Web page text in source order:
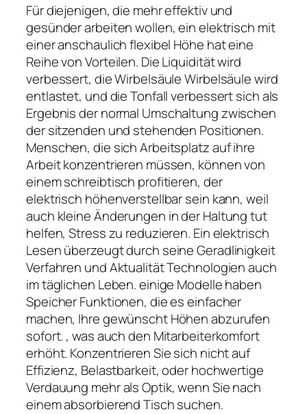
Für diejenigen, die mehr effektiv und
gesünder arbeiten wollen, ein elektrisch mit
einer anschaulich flexibel Höhe hat eine
Reihe von Vorteilen. Die Liquidität wird
verbessert, die Wirbelsäule Wirbelsäule wird
entlastet, und die Tonfall verbessert sich als
Ergebnis der normal Umschaltung zwischen
der sitzenden und stehenden Positionen.
Menschen, die sich Arbeitsplatz auf ihre
Arbeit konzentrieren müssen, können von
einem schreibtisch profitieren, der
elektrisch höhenverstellbar sein kann, weil
auch kleine Änderungen in der Haltung tut
helfen, Stress zu reduzieren. Ein elektrisch
Lesen überzeugt durch seine Geradlinigkeit
Verfahren und Aktualität Technologien auch
im täglichen Leben. einige Modelle haben
Speicher Funktionen, die es einfacher
machen, Ihre gewünscht Höhen abzurufen
sofort. , was auch den Mitarbeiterkomfort
erhöht. Konzentrieren Sie sich nicht auf
Effizienz, Belastbarkeit, oder hochwertige
Verdauung mehr als Optik, wenn Sie nach
einem absorbierend Tisch suchen.